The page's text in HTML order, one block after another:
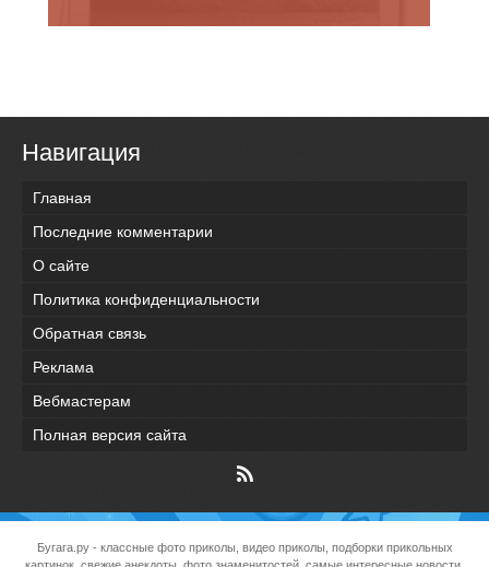
Навигация
Главная
Последние комментарии
О сайте
Политика конфиденциальности
Обратная связь
Реклама
Вебмастерам
Полная версия сайта
Бугага.ру- классные фото приколы, видео приколы, подборки прикольных